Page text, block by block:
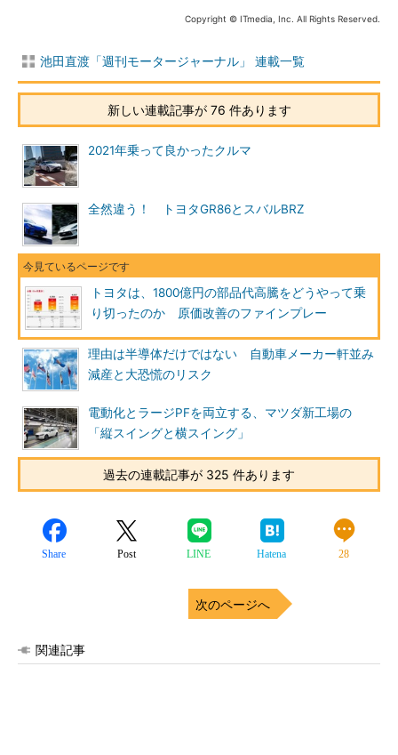
Copyright © ITmedia, Inc. All Rights Reserved.
池田直渡「週刊モータージャーナル」 連載一覧
新しい連載記事が 76 件あります
2021年乗って良かったクルマ
全然違う！ トヨタGR86とスバルBRZ
トヨタは、1800億円の部品代高騰をどうやって乗
り切ったのか 原価改善のファインプレー
理由は半導体だけではない 自動車メーカー軒並み
減産と大恐慌のリスク
電動化とラージPFを両立する、マツダ新工場の
「縦スイングと横スイング」
過去の連載記事が 325 件あります
Share Post LINE Hatena 28
次のページへ
関連記事